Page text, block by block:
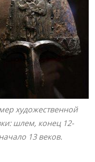
художественной
шлем, конец 12-
13 веков.